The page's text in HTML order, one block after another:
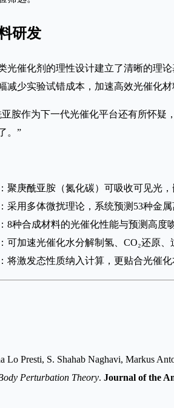
研发
光催化剂的理性设计建立了清晰的理
减少实验试错成本，加速高效光催化材
胺作为下一代光催化平台还有所怀
。”
聚庚酰亚胺（氮化碳）可吸收可见光
：采用多体微扰理论，系统预测53种金
：8种合成材料的光催化性能与预测高度
：可加速光催化水分解制氢、CO₂还原
：将激发态性质纳入计算，更贴合光催
Lo Presti, S. Shahab Naghavi, Markus
Perturbation Theory. Journal of the